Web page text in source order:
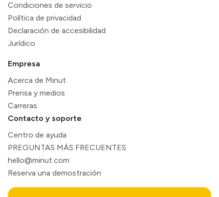
Condiciones de servicio
Política de privacidad
Declaración de accesibilidad
Jurídico
Empresa
Acerca de Minut
Prensa y medios
Carreras
Contacto y soporte
Centro de ayuda
PREGUNTAS MÁS FRECUENTES
hello@minut.com
Reserva una demostración